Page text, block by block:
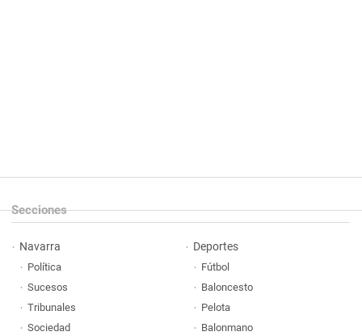
Secciones
Navarra
Política
Sucesos
Tribunales
Sociedad
Deportes
Fútbol
Baloncesto
Pelota
Balonmano